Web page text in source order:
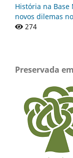
História na
novos dilemas
274
Preservada